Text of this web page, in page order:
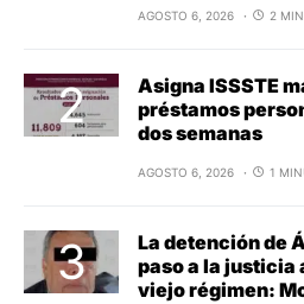
AGOSTO 6, 2026 2
Asigna ISSSTE
préstamos
dos semanas
AGOSTO 6, 2026 1
La detención de
paso a la justicia
viejo régimen: